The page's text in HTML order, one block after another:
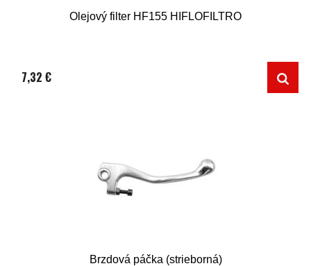
Olejový filter HF155 HIFLOFILTRO
7,32 €
Brzdová páčka (strieborná)